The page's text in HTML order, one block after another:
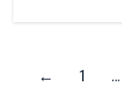
← 1 …